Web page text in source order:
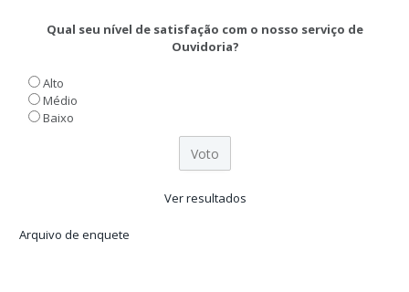
Qual seu nível de satisfação com o nosso serviço de
Ouvidoria?
Alto
Médio
Baixo
Ver resultados
Arquivo de enquete